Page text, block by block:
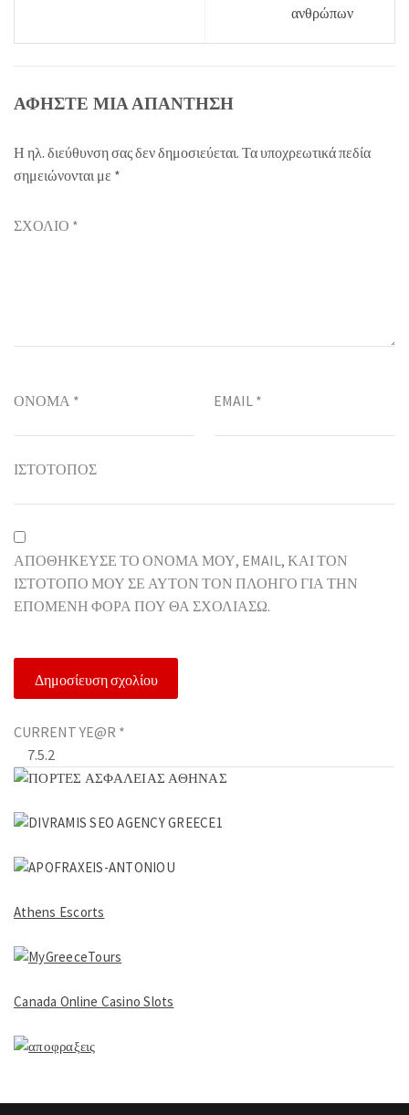
ανθρώπων
ΑΦΉΣΤΕ ΜΙΑ ΑΠΆΝΤΗΣΗ
Η ηλ. διεύθυνση σας δεν δημοσιεύεται. Τα υποχρεωτικά πεδία
σημειώνονται με *
ΣΧΌΛΙΟ *
ΌΝΟΜΑ * EMAIL *
ΙΣΤΌΤΟΠΟΣ
ΑΠΟΘΉΚΕΥΣΕ ΤΟ ΌΝΟΜΆ ΜΟΥ, EMAIL, ΚΑΙ ΤΟΝ
ΙΣΤΌΤΟΠΟ ΜΟΥ ΣΕ ΑΥΤΌΝ ΤΟΝ ΠΛΟΗΓΌ ΓΙΑ ΤΗΝ
ΕΠΌΜΕΝΗ ΦΟΡΆ ΠΟΥ ΘΑ ΣΧΟΛΙΆΣΩ.
CURRENT YE@R *
Athens Escorts
Canada Online Casino Slots